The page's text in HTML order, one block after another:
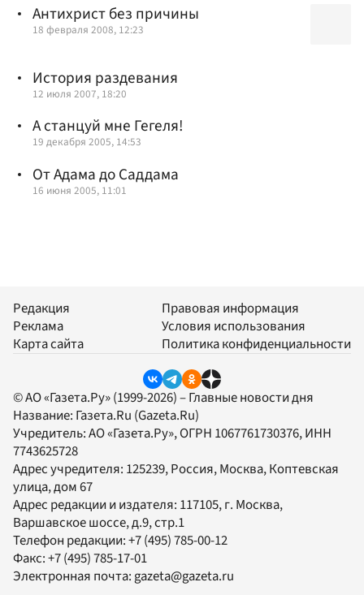
Антихрист без причины
18 февраля 2008, 12:23
История раздевания
12 июля 2007, 18:20
А станцуй мне Гегеля!
19 декабря 2005, 14:53
От Адама до Саддама
16 июня 2005, 11:01
Редакция
Реклама
Карта сайта
Правовая информация
Условия использования
Политика конфиденциальности
© АО «Газета.Ру» (1999-2026) – Главные новости дня
Название: Газета.Ru (Gazeta.Ru)
Учредитель:АО «Газета.Ру», ОГРН 1067761730376, ИНН
7743625728
Адрес учредителя: 125239, Россия, Москва, Коптевская
улица, дом 67
Адрес редакции и издателя: 117105, г. Москва,
Варшавское шоссе, д.9, стр.1
Телефон редакции:+7 (495) 785-00-12
Факс:+7 (495) 785-17-01
Электронная почта:gazeta@gazeta.ru